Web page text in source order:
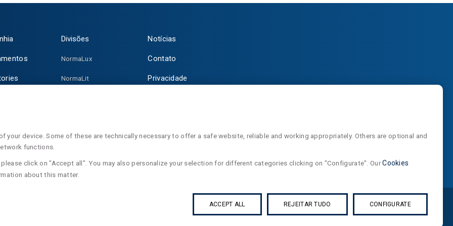
Divisões
NormaLux
NormaLit
Teklit
Notícias
Contato
Privacidade
Configure cookies Web Design por Talento
device. Some of these are technically necessary to offer a safe website, reliable and working appropriately. Others are optional and
functions.
click on "Accept all". You may also personalize your selection for different categories clicking on "Configurate". OurCookies
about this matter.
ACCEPT ALL REJEITAR TUDO CONFIGURATE